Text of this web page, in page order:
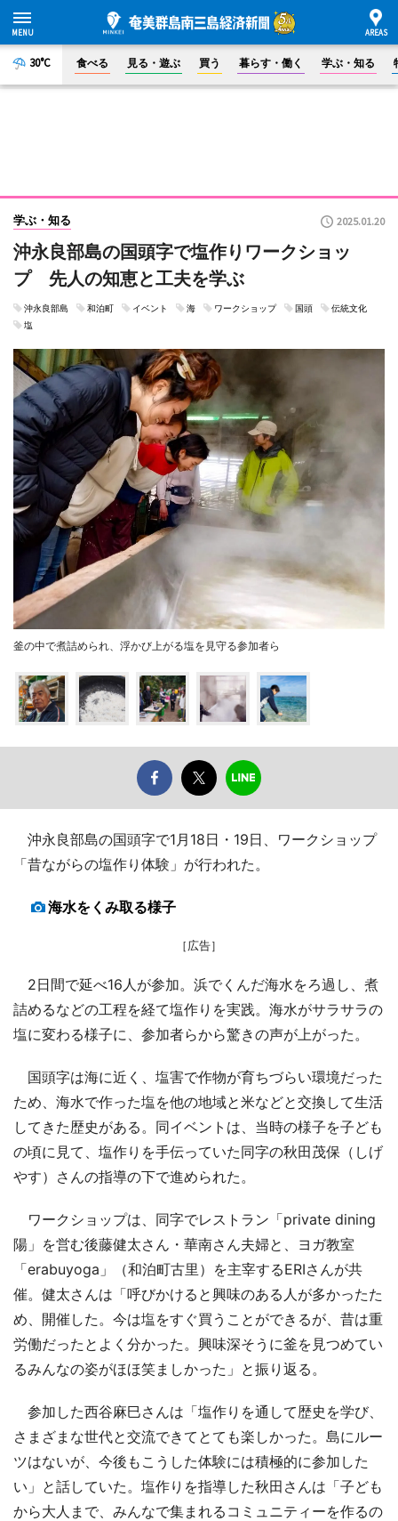
30°C 食べる 見る・遊ぶ 買う 暮らす・働く 学ぶ・知る
学ぶ・知る 2025.01.20
沖永良部島の国頭字で塩作りワークショッ
プ 先人の知恵と工夫を学ぶ
沖永良部島 和泊町 イベント 海 ワークショップ 国頭
伝統文化
塩
釜の中で煮詰められ、浮かび上がる塩を見守る参加者ら
沖永良部島の国頭字で1月18日・19日、ワークショップ
「昔ながらの塩作り体験」が行われた。
海水をくみ取る様子
［広告］
2日間で延べ16人が参加。浜でくんだ海水をろ過し、煮
詰めるなどの工程を経て塩作りを実践。海水がサラサラの
塩に変わる様子に、参加者らから驚きの声が上がった。
国頭字は海に近く、塩害で作物が育ちづらい環境だった
ため、海水で作った塩を他の地域と米などと交換して生活
してきた歴史がある。同イベントは、当時の様子を子ども
の頃に見て、塩作りを手伝っていた同字の秋田茂保（しげ
やす）さんの指導の下で進められた。
ワークショップは、同字でレストラン「private dining
陽」を営む後藤健太さん・華南さん夫婦と、ヨガ教室
「erabuyoga」（和泊町古里）を主宰するERIさんが共
催。健太さんは「呼びかけると興味のある人が多かったた
め、開催した。今は塩をすぐ買うことができるが、昔は重
労働だったとよく分かった。興味深そうに釜を見つめてい
るみんなの姿がほほ笑ましかった」と振り返る。
参加した西谷麻巳さんは「塩作りを通して歴史を学び、
さまざまな世代と交流できてとても楽しかった。島にルー
ツはないが、今後もこうした体験には積極的に参加した
い」と話していた。塩作りを指導した秋田さんは「子ども
から大人まで、みんなで集まれるコミュニティーを作るの